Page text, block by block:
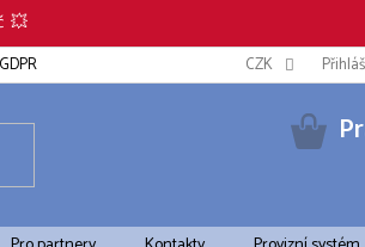
💥
GDPR Informační oznámení k EET Cookies
CZK